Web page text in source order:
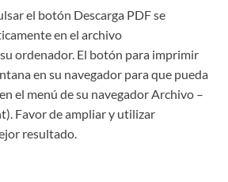
el botón Descarga PDF se
en el archivo
ordenador. El botón para imprimir
en su navegador para que pueda
el menú de su navegador Archivo –
Favor de ampliar y utilizar
resultado.